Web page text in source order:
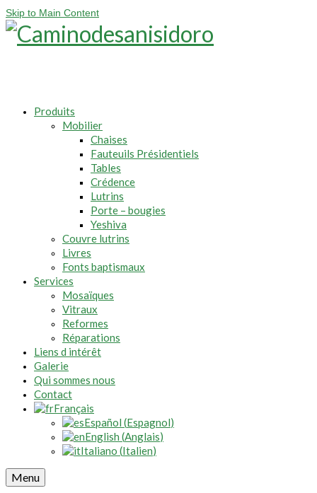
Skip to Main Content
Produits
Mobilier
Chaises
Fauteuils Présidentiels
Tables
Crédence
Lutrins
Porte – bougies
Yeshiva
Couvre lutrins
Livres
Fonts baptismaux
Services
Mosaïques
Vitraux
Reformes
Réparations
Liens d intérêt
Galerie
Qui sommes nous
Contact
Français
Español (Espagnol)
English (Anglais)
Italiano (Italien)
Menu